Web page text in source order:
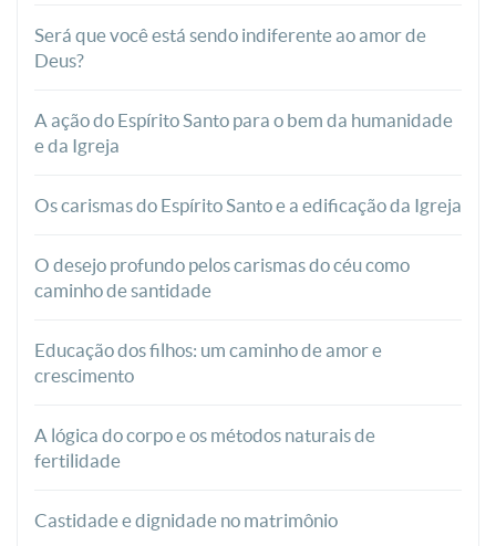
Será que você está sendo indiferente ao amor de
Deus?
A ação do Espírito Santo para o bem da humanidade
e da Igreja
Os carismas do Espírito Santo e a edificação da Igreja
O desejo profundo pelos carismas do céu como
caminho de santidade
Educação dos filhos: um caminho de amor e
crescimento
A lógica do corpo e os métodos naturais de
fertilidade
Castidade e dignidade no matrimônio